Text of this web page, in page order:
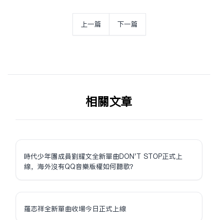
上一篇 下一篇
相关文章
時代少年團成員劉耀文全新單曲DON'T STOP正式上
線，海外沒有QQ音樂版權如何聽歌？
羅志祥全新單曲收場今日正式上線